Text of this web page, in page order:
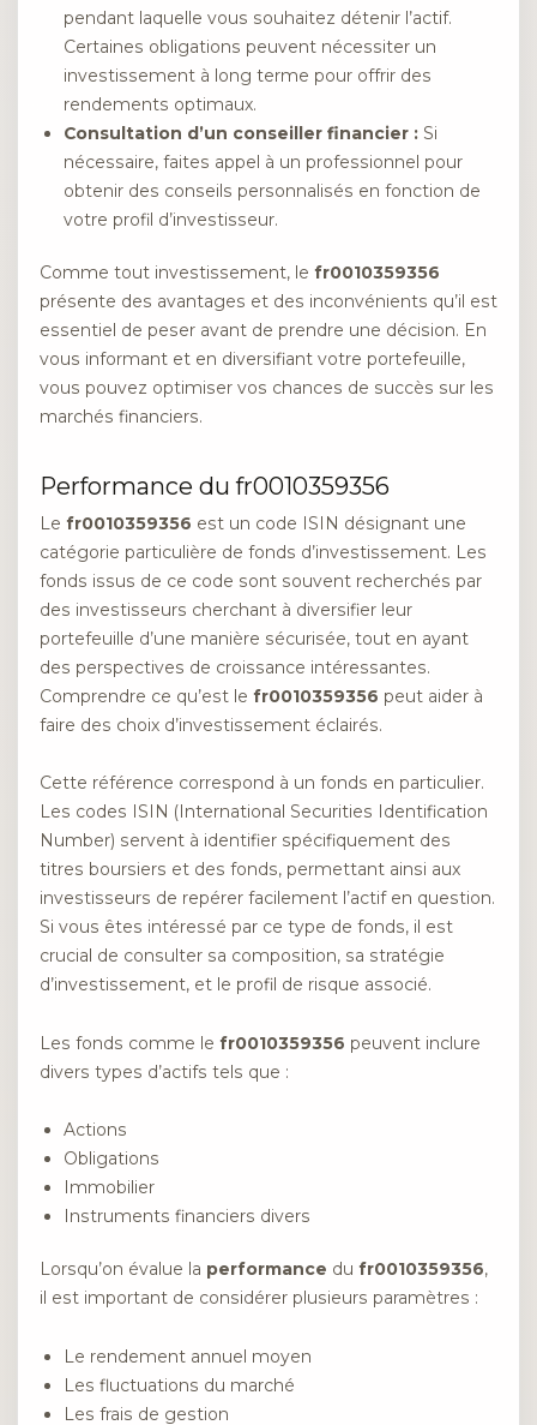
pendant laquelle vous souhaitez détenir l’actif.
Certaines obligations peuvent nécessiter un
investissement à long terme pour offrir des
rendements optimaux.
Consultation d’un conseiller financier : Si
nécessaire, faites appel à un professionnel pour
obtenir des conseils personnalisés en fonction de
votre profil d’investisseur.
Comme tout investissement, le fr0010359356
présente des avantages et des inconvénients qu’il est
essentiel de peser avant de prendre une décision. En
vous informant et en diversifiant votre portefeuille,
vous pouvez optimiser vos chances de succès sur les
marchés financiers.
Performance du fr0010359356
Le fr0010359356 est un code ISIN désignant une
catégorie particulière de fonds d’investissement. Les
fonds issus de ce code sont souvent recherchés par
des investisseurs cherchant à diversifier leur
portefeuille d’une manière sécurisée, tout en ayant
des perspectives de croissance intéressantes.
Comprendre ce qu’est le fr0010359356 peut aider à
faire des choix d’investissement éclairés.
Cette référence correspond à un fonds en particulier.
Les codes ISIN (International Securities Identification
Number) servent à identifier spécifiquement des
titres boursiers et des fonds, permettant ainsi aux
investisseurs de repérer facilement l’actif en question.
Si vous êtes intéressé par ce type de fonds, il est
crucial de consulter sa composition, sa stratégie
d’investissement, et le profil de risque associé.
Les fonds comme le fr0010359356 peuvent inclure
divers types d’actifs tels que :
Actions
Obligations
Immobilier
Instruments financiers divers
Lorsqu’on évalue la performance du fr0010359356,
il est important de considérer plusieurs paramètres :
Le rendement annuel moyen
Les fluctuations du marché
Les frais de gestion